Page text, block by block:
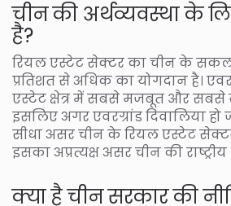
चीन की अर्थव्यवस्था के
है?
रियल एस्टेट सेक्टर का चीन के सकल
प्रतिशत से अधिक का योगदान है।
एस्टेट क्षेत्र में सबसे मजबूत और सबसे
इसलिए अगर एवरग्रांड दिवालिया हो
सीधा असर चीन के रियल एस्टेट
इसका अप्रत्यक्ष असर चीन की
क्या है चीन सरकार की